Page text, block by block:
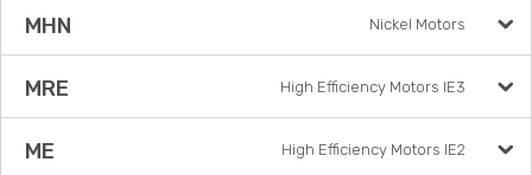
MHN Nickel Motors
MRE High Efficiency Motors IE3
ME High Efficiency Motors IE2